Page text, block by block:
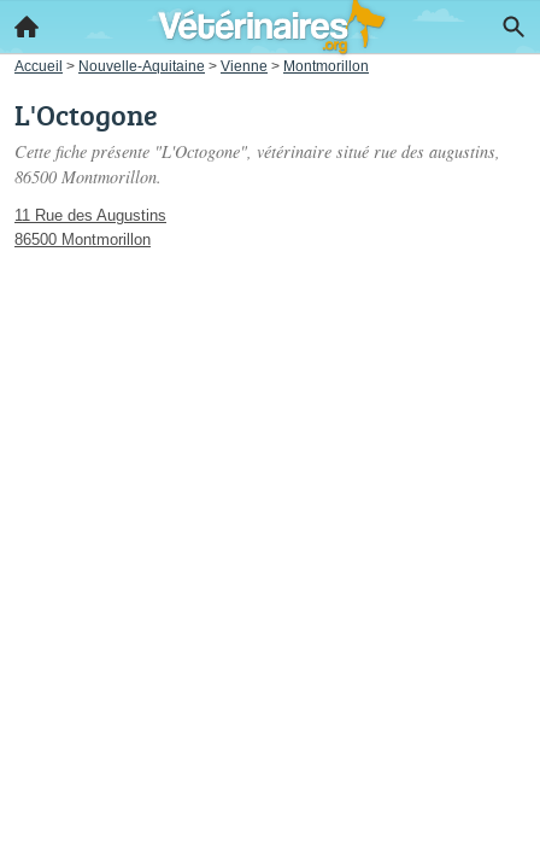
Accueil > Nouvelle-Aquitaine > Vienne > Montmorillon
L'Octogone
Cette fiche présente "L'Octogone", vétérinaire situé rue des augustins,
86500 Montmorillon.
11 Rue des Augustins
86500 Montmorillon